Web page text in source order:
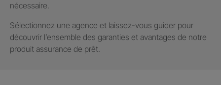
nécessaire.
Sélectionnez une agence et laissez-vous guider pour
découvrir l’ensemble des garanties et avantages de notre
produit assurance de prêt.